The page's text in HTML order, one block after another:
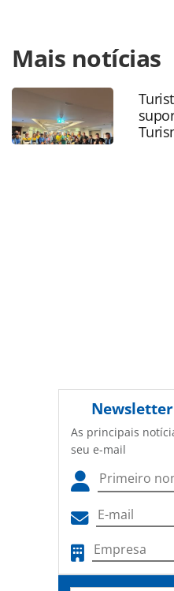
https://
anuncia-luis-carlos-vargas-
comercial_217634.html ou
página. Todo o conteúdo
Editora é protegido pela
autoral. Não reproduza o
Mais notícias
Newsletter
As principais
seu e-mail